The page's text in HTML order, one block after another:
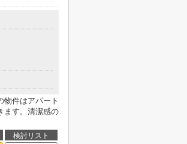
件はアパート
ます。清潔感の
検討リスト